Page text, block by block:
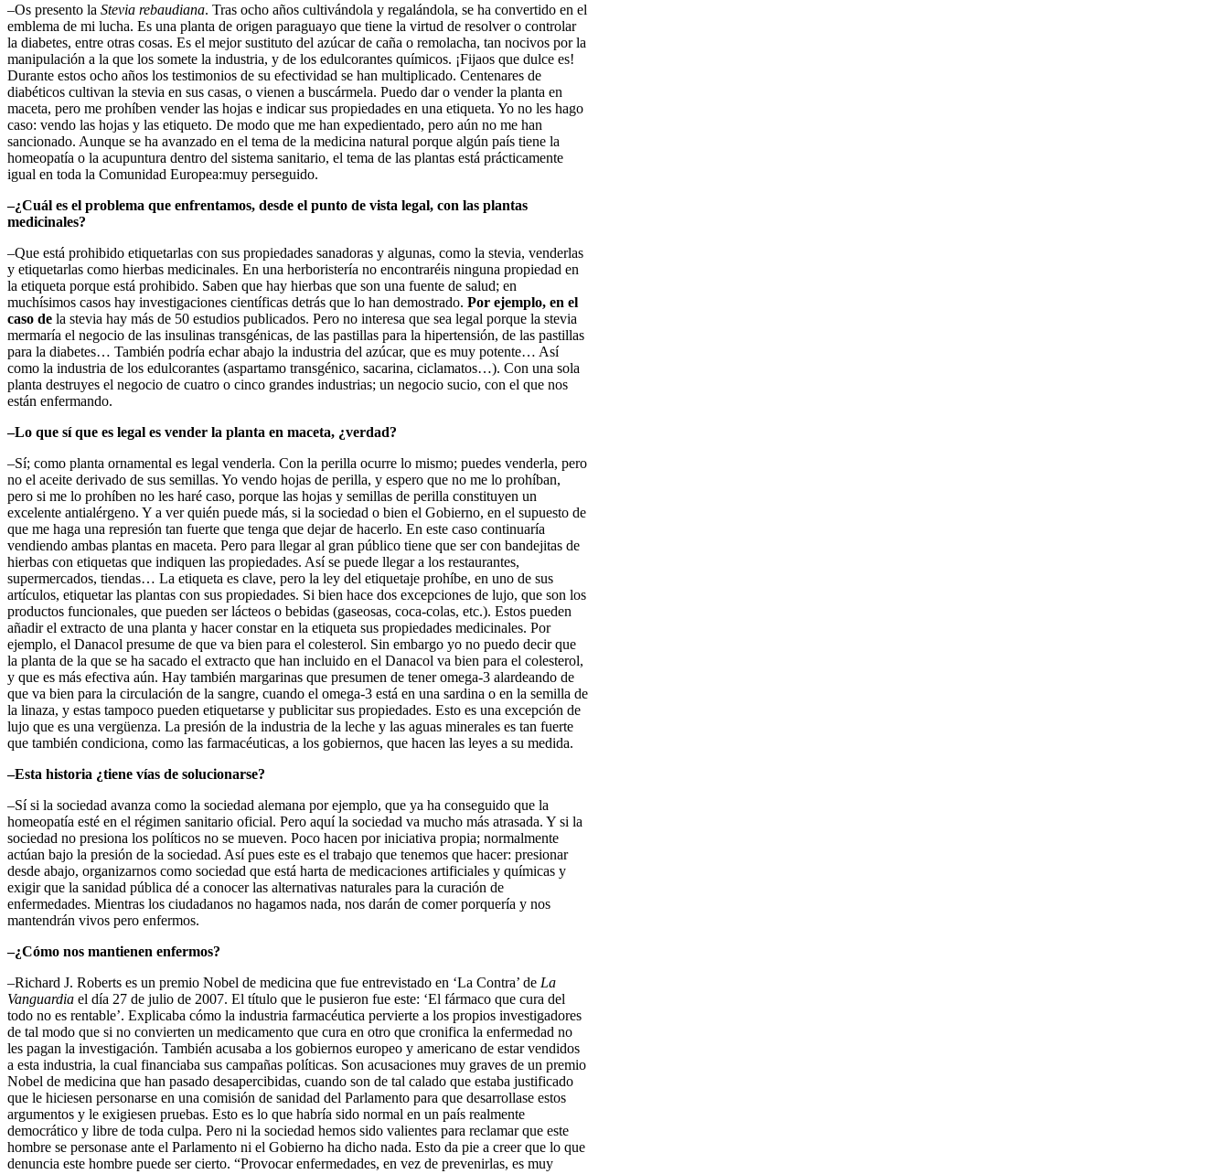
–Os presento la Stevia rebaudiana. Tras ocho años cultivándola y regalándola, se ha convertido en el
emblema de mi lucha. Es una planta de origen paraguayo que tiene la virtud de resolver o controlar
la diabetes, entre otras cosas. Es el mejor sustituto del azúcar de caña o remolacha, tan nocivos por la
manipulación a la que los somete la industria, y de los edulcorantes químicos. ¡Fijaos que dulce es!
Durante estos ocho años los testimonios de su efectividad se han multiplicado. Centenares de
diabéticos cultivan la stevia en sus casas, o vienen a buscármela. Puedo dar o vender la planta en
maceta, pero me prohíben vender las hojas e indicar sus propiedades en una etiqueta. Yo no les hago
caso: vendo las hojas y las etiqueto. De modo que me han expedientado, pero aún no me han
sancionado. Aunque se ha avanzado en el tema de la medicina natural porque algún país tiene la
homeopatía o la acupuntura dentro del sistema sanitario, el tema de las plantas está prácticamente
igual en toda la Comunidad Europea:muy perseguido.
–¿Cuál es el problema que enfrentamos, desde el punto de vista legal, con las plantas
medicinales?
–Que está prohibido etiquetarlas con sus propiedades sanadoras y algunas, como la stevia, venderlas
y etiquetarlas como hierbas medicinales. En una herboristería no encontraréis ninguna propiedad en
la etiqueta porque está prohibido. Saben que hay hierbas que son una fuente de salud; en
muchísimos casos hay investigaciones científicas detrás que lo han demostrado. Por ejemplo, en el
caso de la stevia hay más de 50 estudios publicados. Pero no interesa que sea legal porque la stevia
mermaría el negocio de las insulinas transgénicas, de las pastillas para la hipertensión, de las pastillas
para la diabetes… También podría echar abajo la industria del azúcar, que es muy potente… Así
como la industria de los edulcorantes (aspartamo transgénico, sacarina, ciclamatos…). Con una sola
planta destruyes el negocio de cuatro o cinco grandes industrias; un negocio sucio, con el que nos
están enfermando.
–Lo que sí que es legal es vender la planta en maceta, ¿verdad?
–Sí; como planta ornamental es legal venderla. Con la perilla ocurre lo mismo; puedes venderla, pero
no el aceite derivado de sus semillas. Yo vendo hojas de perilla, y espero que no me lo prohíban,
pero si me lo prohíben no les haré caso, porque las hojas y semillas de perilla constituyen un
excelente antialérgeno. Y a ver quién puede más, si la sociedad o bien el Gobierno, en el supuesto de
que me haga una represión tan fuerte que tenga que dejar de hacerlo. En este caso continuaría
vendiendo ambas plantas en maceta. Pero para llegar al gran público tiene que ser con bandejitas de
hierbas con etiquetas que indiquen las propiedades. Así se puede llegar a los restaurantes,
supermercados, tiendas… La etiqueta es clave, pero la ley del etiquetaje prohíbe, en uno de sus
artículos, etiquetar las plantas con sus propiedades. Si bien hace dos excepciones de lujo, que son los
productos funcionales, que pueden ser lácteos o bebidas (gaseosas, coca-colas, etc.). Estos pueden
añadir el extracto de una planta y hacer constar en la etiqueta sus propiedades medicinales. Por
ejemplo, el Danacol presume de que va bien para el colesterol. Sin embargo yo no puedo decir que
la planta de la que se ha sacado el extracto que han incluido en el Danacol va bien para el colesterol,
y que es más efectiva aún. Hay también margarinas que presumen de tener omega-3 alardeando de
que va bien para la circulación de la sangre, cuando el omega-3 está en una sardina o en la semilla de
la linaza, y estas tampoco pueden etiquetarse y publicitar sus propiedades. Esto es una excepción de
lujo que es una vergüenza. La presión de la industria de la leche y las aguas minerales es tan fuerte
que también condiciona, como las farmacéuticas, a los gobiernos, que hacen las leyes a su medida.
–Esta historia ¿tiene vías de solucionarse?
–Sí si la sociedad avanza como la sociedad alemana por ejemplo, que ya ha conseguido que la
homeopatía esté en el régimen sanitario oficial. Pero aquí la sociedad va mucho más atrasada. Y si la
sociedad no presiona los políticos no se mueven. Poco hacen por iniciativa propia; normalmente
actúan bajo la presión de la sociedad. Así pues este es el trabajo que tenemos que hacer: presionar
desde abajo, organizarnos como sociedad que está harta de medicaciones artificiales y químicas y
exigir que la sanidad pública dé a conocer las alternativas naturales para la curación de
enfermedades. Mientras los ciudadanos no hagamos nada, nos darán de comer porquería y nos
mantendrán vivos pero enfermos.
–¿Cómo nos mantienen enfermos?
–Richard J. Roberts es un premio Nobel de medicina que fue entrevistado en ‘La Contra’ de La
Vanguardia el día 27 de julio de 2007. El título que le pusieron fue este: ‘El fármaco que cura del
todo no es rentable’. Explicaba cómo la industria farmacéutica pervierte a los propios investigadores
de tal modo que si no convierten un medicamento que cura en otro que cronifica la enfermedad no
les pagan la investigación. También acusaba a los gobiernos europeo y americano de estar vendidos
a esta industria, la cual financiaba sus campañas políticas. Son acusaciones muy graves de un premio
Nobel de medicina que han pasado desapercibidas, cuando son de tal calado que estaba justificado
que le hiciesen personarse en una comisión de sanidad del Parlamento para que desarrollase estos
argumentos y le exigiesen pruebas. Esto es lo que habría sido normal en un país realmente
democrático y libre de toda culpa. Pero ni la sociedad hemos sido valientes para reclamar que este
hombre se personase ante el Parlamento ni el Gobierno ha dicho nada. Esto da pie a creer que lo que
denuncia este hombre puede ser cierto. “Provocar enfermedades, en vez de prevenirlas, es muy